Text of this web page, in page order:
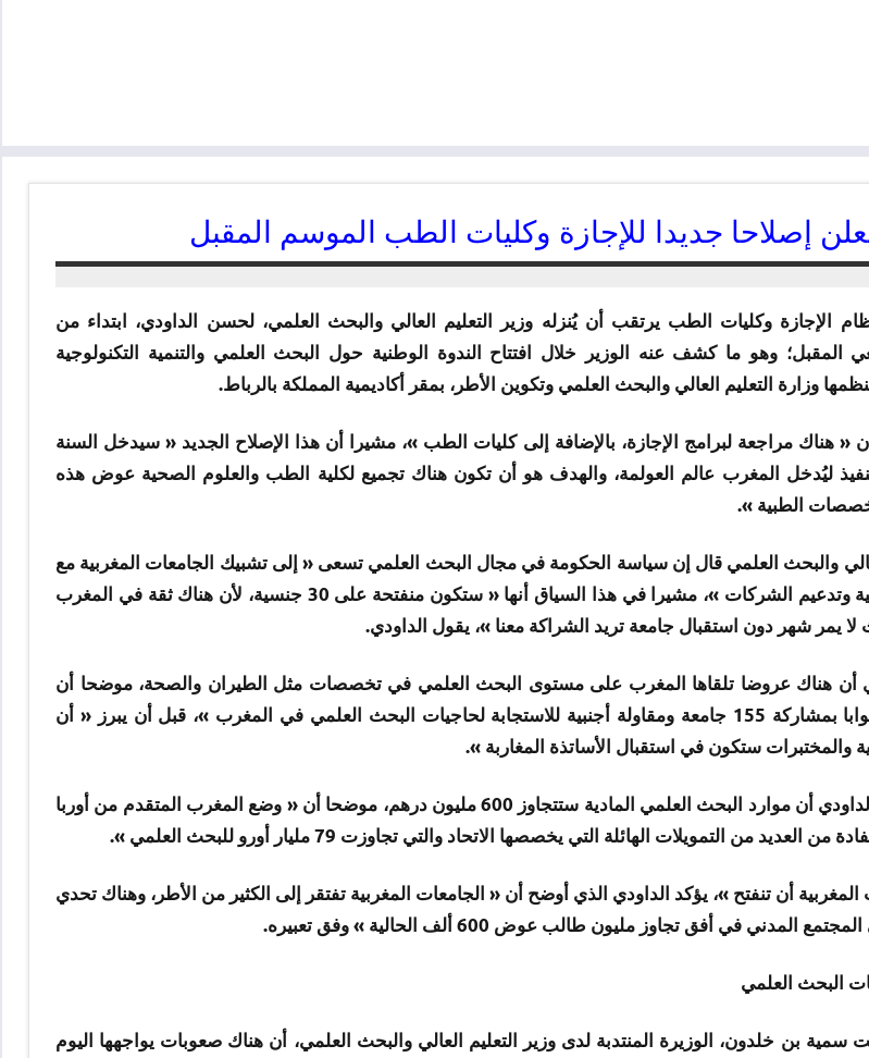
إصلاحا جديدا للإجازة وكليات الطب الموسم المقبل
الإجازة وكليات الطب يرتقب أن يُنزله وزير التعليم العالي والبحث العلمي، لحسن الداودي، ابتداء من
المقبل؛ وهو ما كشف عنه الوزير خلال افتتاح الندوة الوطنية حول البحث العلمي والتنمية التكنولوجية
تنظمها وزارة التعليم العالي والبحث العلمي وتكوين الأطر، بمقر أكاديمية المملكة بالرباط.
« هناك مراجعة لبرامج الإجازة، بالإضافة إلى كليات الطب »، مشيرا أن هذا الإصلاح الجديد « سيدخل السنة
ليُدخل المغرب عالم العولمة، والهدف هو أن تكون هناك تجميع لكلية الطب والعلوم الصحية عوض هذه
الطبية ».
والبحث العلمي قال إن سياسة الحكومة في مجال البحث العلمي تسعى « إلى تشبيك الجامعات المغربية مع
الجامعات الدولية وتدعيم الشركات »، مشيرا في هذا السياق أنها « ستكون منفتحة على 30 جنسية، لأن هناك ثقة في المغرب
يمر شهر دون استقبال جامعة تريد الشراكة معنا »، يقول الداودي.
أن هناك عروضا تلقاها المغرب على مستوى البحث العلمي في تخصصات مثل الطيران والصحة، موضحا أن
« هناك 396 جوابا بمشاركة 155 جامعة ومقاولة أجنبية للاستجابة لحاجيات البحث العلمي في المغرب »، قبل أن يبرز « أن
والمختبرات ستكون في استقبال الأساتذة المغاربة ».
وأوضح الوزير الداودي أن موارد البحث العلمي المادية ستتجاوز 600 مليون درهم، موضحا أن « وضع المغرب المتقدم من أوربا
العديد من التمويلات الهائلة التي يخصصها الاتحاد والتي تجاوزت 79 مليار أورو للبحث العلمي ».
المغربية أن تنفتح »، يؤكد الداودي الذي أوضح أن « الجامعات المغربية تفتقر إلى الكثير من الأطر، وهناك تحدي
المدني في أفق تجاوز مليون طالب عوض 600 ألف الحالية » وفق تعبيره.
البحث العلمي
بن خلدون، الوزيرة المنتدبة لدى وزير التعليم العالي والبحث العلمي، أن هناك صعوبات يواجهها اليوم